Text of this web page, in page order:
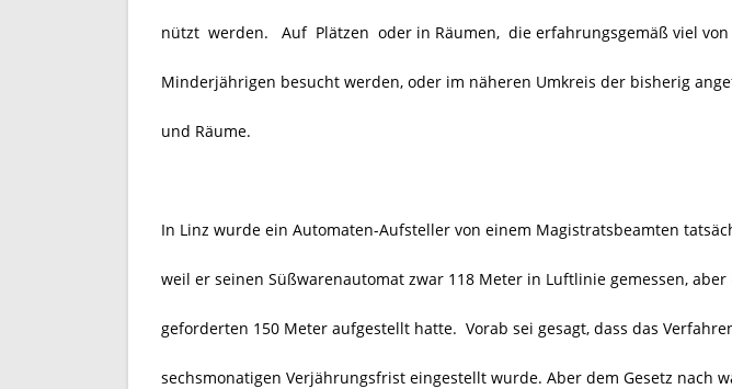
nützt werden. Auf Plätzen oder in Räumen, die erfahrungsgemäß viel
Minderjährigen besucht werden, oder im näheren Umkreis der bisherig
und Räume.
In Linz wurde ein Automaten-Aufsteller von einem Magistratsbeamten
weil er seinen Süßwarenautomat zwar 118 Meter in Luftlinie gemessen,
geforderten 150 Meter aufgestellt hatte. Vorab sei gesagt, dass das
sechsmonatigen Verjährungsfrist eingestellt wurde. Aber dem Gesetz nach